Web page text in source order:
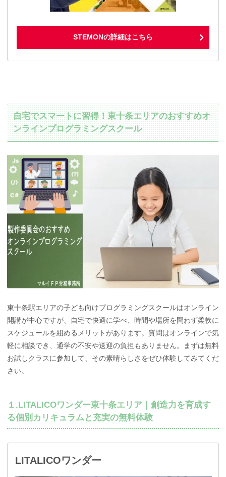
STEMONの詳細はこちら
自宅でスマートに習得！東十条エリアのおすすめオ
ンラインプログラミングスクール
東十条駅エリアの子ども向けプログラミングスクールはオンライン
開講が中心ですが、自宅で快適に学べ、時間や場所を問わず柔軟に
スケジュールを組めるメリットがあります。質問はオンラインで気
軽に相談でき、通学の不安や送迎の負担もありません。まずは無料
お試しクラスに参加して、その素晴らしさをぜひ体験してみてくだ
さい。
１.LITALICOワンダー東十条エリア｜創造力を育成す
る個別カリキュラムと充実の無料体験
LITALICOワンダー